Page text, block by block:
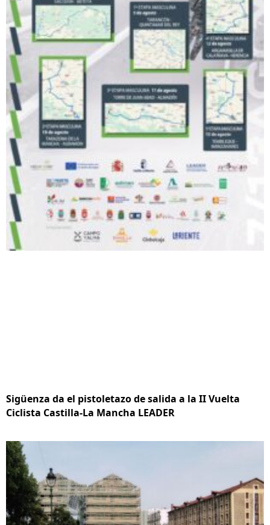
Sigüenza da el pistoletazo de salida a la II Vuelta
Ciclista Castilla-La Mancha LEADER